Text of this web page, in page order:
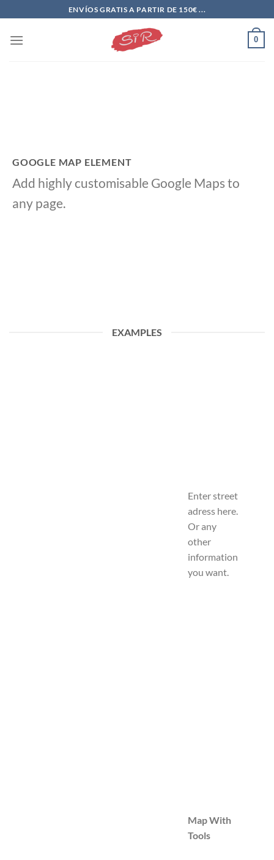
al
contenido
ENVÍOS GRATIS A PARTIR DE 150€ ...
0
GOOGLE MAP ELEMENT
Add highly customisable Google Maps to
any page.
EXAMPLES
Enter street
adress here.
Or any
other
information
you want.
Map With
Tools